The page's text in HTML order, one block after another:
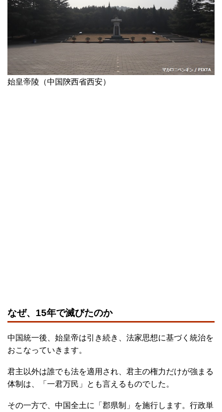
始皇帝陵（中国陝西省西安）
なぜ、15年で滅びたのか
中国統一後、始皇帝は引き続き、法家思想に基づく統治を
おこなっていきます。
君主以外は誰でも法を適用され、君主の権力だけが強まる
体制は、「一君万民」とも言えるものでした。
その一方で、中国全土に「郡県制」を施行します。行政単